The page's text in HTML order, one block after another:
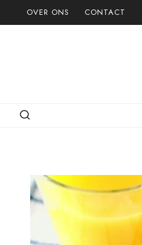
Doorgaan
naar
OVER ONS CONTACT